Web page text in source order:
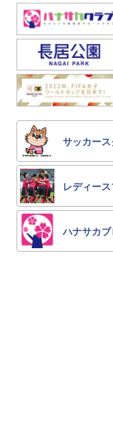
サッカー
レディー
ハナサカ